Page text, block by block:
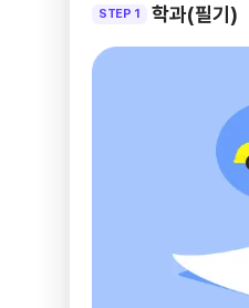
STEP 1 학과(필기)